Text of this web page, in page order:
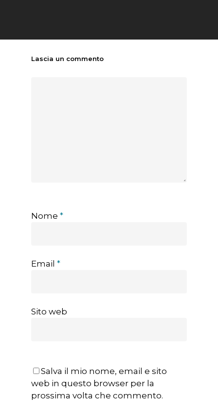
Lascia un commento
Nome *
Email *
Sito web
Salva il mio nome, email e sito
web in questo browser per la
prossima volta che commento.